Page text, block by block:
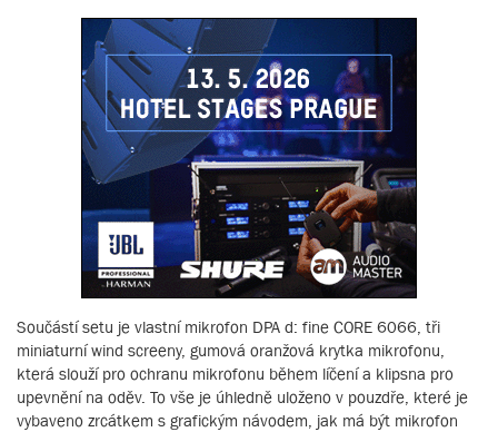
Součástí setu je vlastní mikrofon DPA d: fine CORE 6066, tři
miniaturní wind screeny, gumová oranžová krytka mikrofonu,
která slouží pro ochranu mikrofonu během líčení a klipsna pro
upevnění na oděv. To vše je úhledně uloženo v pouzdře, které je
vybaveno zrcátkem s grafickým návodem, jak má být mikrofon